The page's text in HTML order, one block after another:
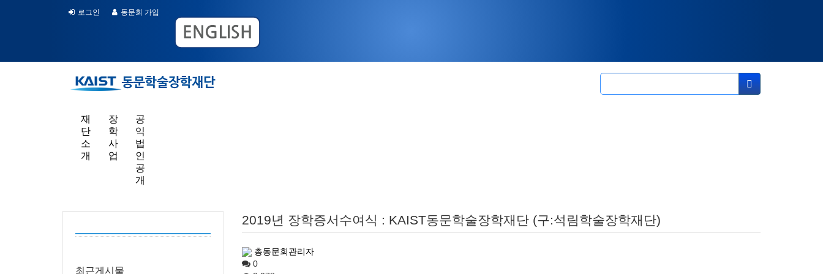
로그인 동문회 가입
재
단
소
개
장
학
사
업
공
익
법
인
공
개
최근게시물
2019년 장학증서수여식 : KAIST동문학술장학재단 (구:석림학술장학재단)
총동문회관리자
0